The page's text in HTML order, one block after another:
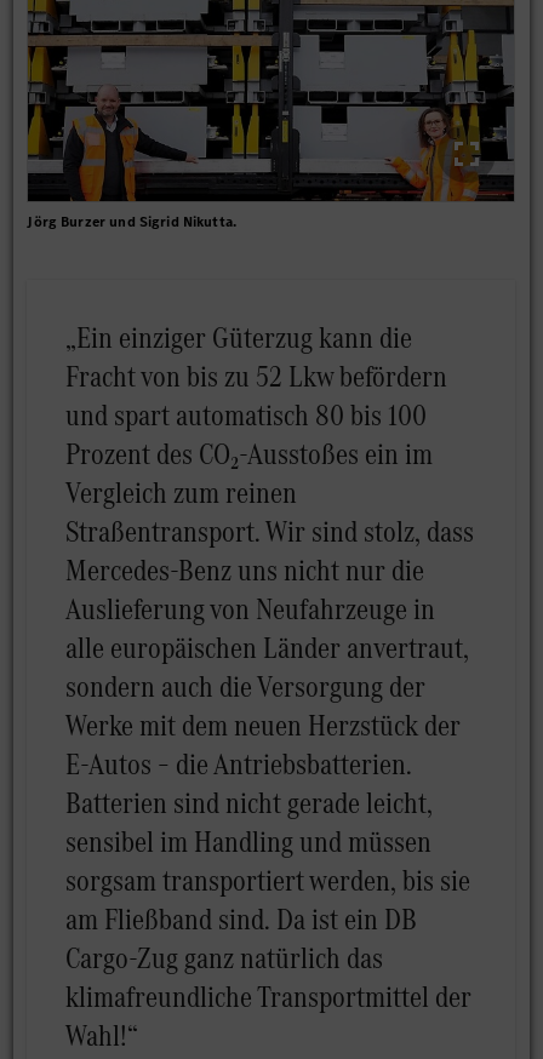
Jörg Burzer und Sigrid Nikutta.
„Ein einziger Güterzug kann die
Fracht von bis zu 52 Lkw befördern
und spart automatisch 80 bis 100
Prozent des CO₂-Ausstoßes ein im
Vergleich zum reinen
Straßentransport. Wir sind stolz, dass
Mercedes-Benz uns nicht nur die
Auslieferung von Neufahrzeuge in
alle europäischen Länder anvertraut,
sondern auch die Versorgung der
Werke mit dem neuen Herzstück der
E-Autos – die Antriebsbatterien.
Batterien sind nicht gerade leicht,
sensibel im Handling und müssen
sorgsam transportiert werden, bis sie
am Fließband sind. Da ist ein DB
Cargo-Zug ganz natürlich das
klimafreundliche Transportmittel der
Wahl!“